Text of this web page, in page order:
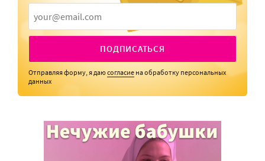
ПОДПИСАТЬСЯ
Отправляя форму, я даюсогласие на обработку персональных
данных